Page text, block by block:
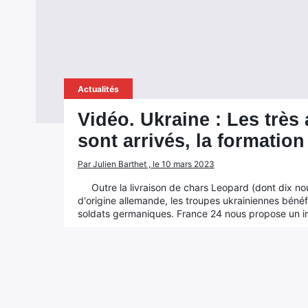
Actualités
Vidéo. Ukraine : Les très
sont arrivés, la formation
Par Julien Barthet , le 10 mars 2023
Outre la livraison de chars Leopard (dont dix
d'origine allemande, les troupes ukrainiennes
soldats germaniques. France 24 nous propose un